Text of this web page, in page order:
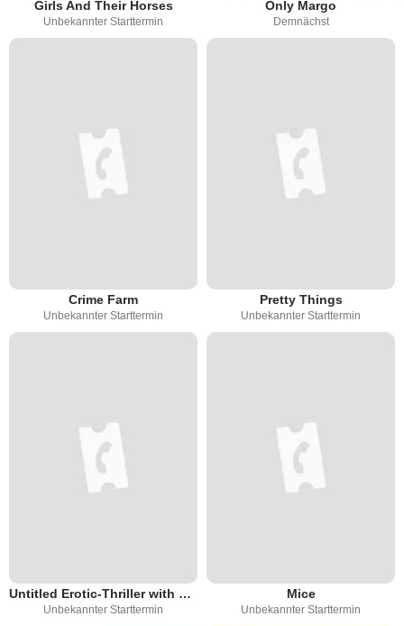
Girls And Their Horses
Unbekannter Starttermin
Only Margo
Demnächst
Crime Farm
Unbekannter Starttermin
Pretty Things
Unbekannter Starttermin
Untitled Erotic-Thriller with Nicole Kidman
Unbekannter Starttermin
Mice
Unbekannter Starttermin